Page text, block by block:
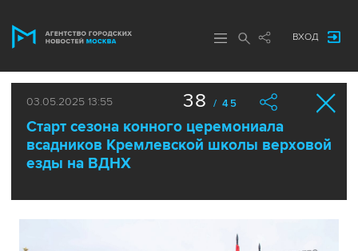
ВХОД
03.05.2025 13:55
Старт сезона конного церемониала
всадников Кремлевской школы верховой
езды на ВДНХ
38 / 45